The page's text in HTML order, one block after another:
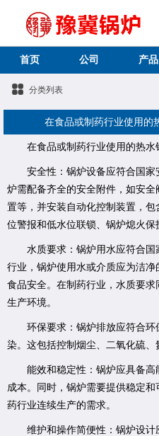
首页 公司 产品
分类列表
在食品或制药行业使用的
在食品或制药行业使用的热水
安全性：锅炉设备应符合国
炉需配备齐全的安全附件，如安
置等，并安装自动化控制装置，
位警报和低水位联锁、锅炉熄火保
水质要求：锅炉用水应符合
行业，锅炉使用水或介质应为洁
食品安全。在制药行业，水质要
生产环境。
环保要求：锅炉排放应符合
染。这包括控制烟尘、二氧化硫、
能效和稳定性：锅炉应具备
成本。同时，锅炉需要提供稳定
药行业连续生产的需求。
维护和操作简便性：锅炉设